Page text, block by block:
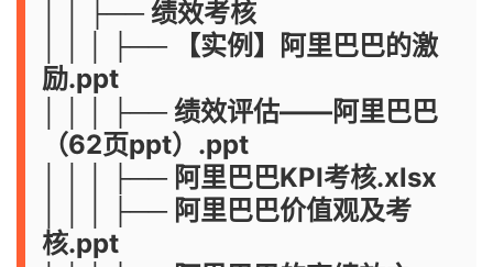
│ │ ├── 绩效考核
│ │ │ ├── 【实例】阿里巴巴的激
励.ppt
│ │ │ ├── 绩效评估——阿里巴巴
（62页ppt）.ppt
│ │ │ ├── 阿里巴巴KPI考核.xlsx
│ │ │ ├── 阿里巴巴价值观及考
核.ppt